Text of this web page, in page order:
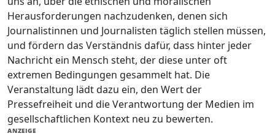
Herausforderungen nachzudenken, denen sich
Journalistinnen und Journalisten täglich stellen müssen,
und fördern das Verständnis dafür, dass hinter jeder
Nachricht ein Mensch steht, der diese unter oft
extremen Bedingungen gesammelt hat. Die
Veranstaltung lädt dazu ein, den Wert der
Pressefreiheit und die Verantwortung der Medien im
gesellschaftlichen Kontext neu zu bewerten.
ANZEIGE